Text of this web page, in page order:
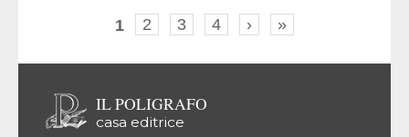
desideri
1 2 3 4 › »
IL POLIGRAFO
casa editrice